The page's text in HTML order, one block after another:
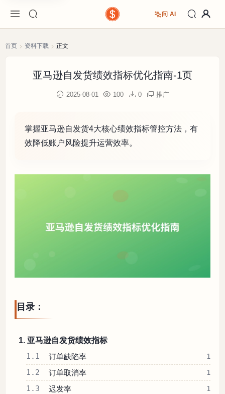
问 AI
首页 资料下载 正文
亚马逊自发货绩效指标优化指南-1页
2025-08-01 100 0 推广
掌握亚马逊自发货4大核心绩效指标管控方法，有
效降低账户风险提升运营效率。
目录：
1. 亚马逊自发货绩效指标
1.1 订单缺陷率 1
1.2 订单取消率 1
1.3 迟发率 1